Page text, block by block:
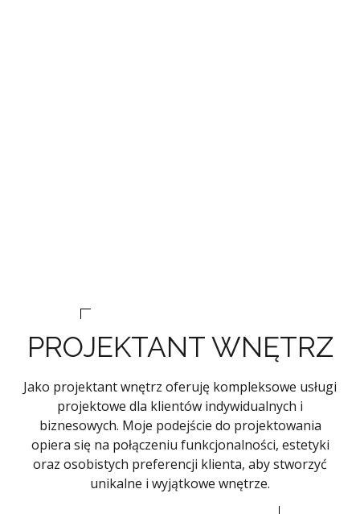
PROJEKTANT WNĘTRZ
Jako projektant wnętrz oferuję kompleksowe usługi
projektowe dla klientów indywidualnych i
biznesowych. Moje podejście do projektowania
opiera się na połączeniu funkcjonalności, estetyki
oraz osobistych preferencji klienta, aby stworzyć
unikalne i wyjątkowe wnętrze.